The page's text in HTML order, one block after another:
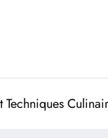
Techniques